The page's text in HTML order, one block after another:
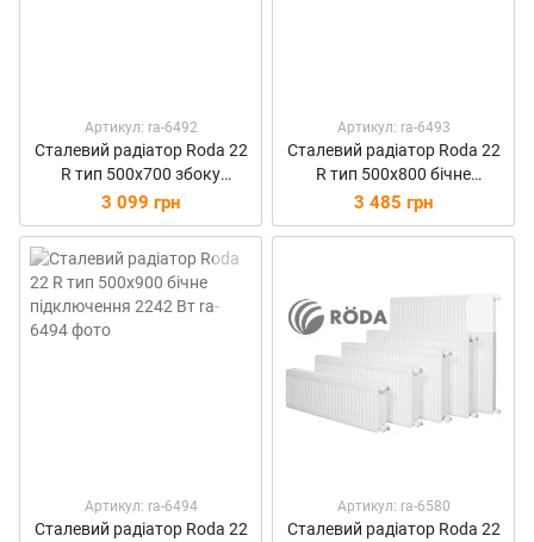
Артикул: ra-6492
Сталевий радіатор Roda 22
R тип 500х700 збоку
підключення 1743 Вт
3 099 грн
Артикул: ra-6493
Сталевий радіатор Roda 22
R тип 500х800 бічне
підключення 1992 Вт
3 485 грн
Артикул: ra-6494
Сталевий радіатор Roda 22
Артикул: ra-6580
Сталевий радіатор Roda 22